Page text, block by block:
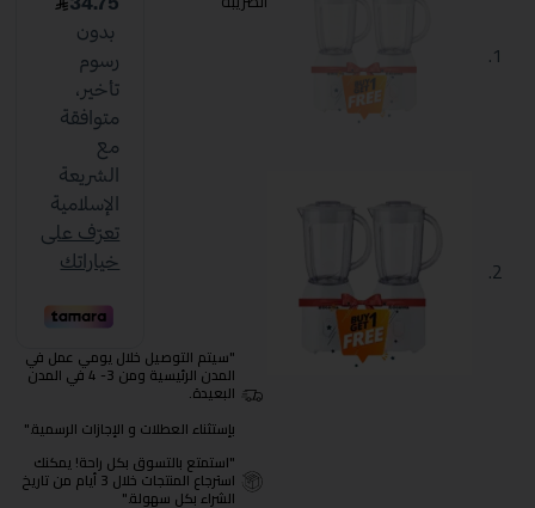
"سيتم التوصيل خلال يومي عمل في
المدن الرئيسية ومن 3- 4 في المدن
البعيدة.
بإستثناء العطلات و الإجازات الرسمية."
"استمتع بالتسوق بكل راحة! يمكنك
استرجاع المنتجات خلال 3 أيام من تاريخ
الشراء بكل سهولة."